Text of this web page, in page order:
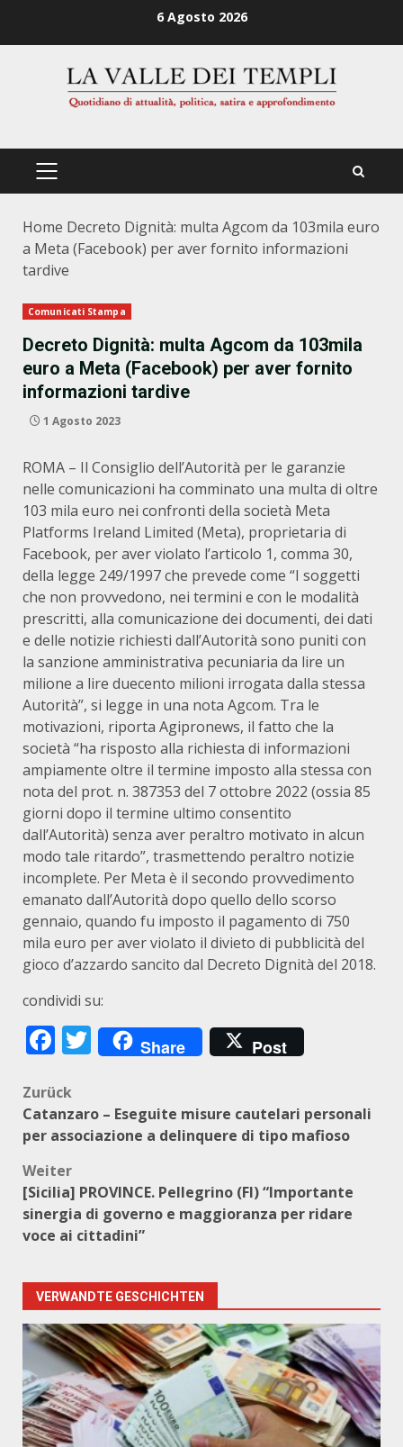
6 Agosto 2026
PRIMÄRES
Home Decreto Dignità: multa Agcom da 103mila euro
a Meta (Facebook) per aver fornito informazioni
tardive
Comunicati Stampa
Decreto Dignità: multa Agcom da 103mila
euro a Meta (Facebook) per aver fornito
informazioni tardive
1 Agosto 2023
ROMA – Il Consiglio dell’Autorità per le garanzie
nelle comunicazioni ha comminato una multa di oltre
103 mila euro nei confronti della società Meta
Platforms Ireland Limited (Meta), proprietaria di
Facebook, per aver violato l’articolo 1, comma 30,
della legge 249/1997 che prevede come “I soggetti
che non provvedono, nei termini e con le modalità
prescritti, alla comunicazione dei documenti, dei dati
e delle notizie richiesti dall’Autorità sono puniti con
la sanzione amministrativa pecuniaria da lire un
milione a lire duecento milioni irrogata dalla stessa
Autorità”, si legge in una nota Agcom. Tra le
motivazioni, riporta Agipronews, il fatto che la
società “ha risposto alla richiesta di informazioni
ampiamente oltre il termine imposto alla stessa con
nota del prot. n. 387353 del 7 ottobre 2022 (ossia 85
giorni dopo il termine ultimo consentito
dall’Autorità) senza aver peraltro motivato in alcun
modo tale ritardo”, trasmettendo peraltro notizie
incomplete. Per Meta è il secondo provvedimento
emanato dall’Autorità dopo quello dello scorso
gennaio, quando fu imposto il pagamento di 750
mila euro per aver violato il divieto di pubblicità del
gioco d’azzardo sancito dal Decreto Dignità del 2018.
condividi su:
Facebook
Twitter
Share Post
Beitragsnavigation
Zurück
Catanzaro – Eseguite misure cautelari personali
per associazione a delinquere di tipo mafioso
Weiter
[Sicilia] PROVINCE. Pellegrino (FI) “Importante
sinergia di governo e maggioranza per ridare
voce ai cittadini”
VERWANDTE GESCHICHTEN